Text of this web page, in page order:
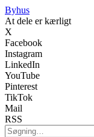
Byhus
At dele er kærligt
X
Facebook
Instagram
LinkedIn
YouTube
Pinterest
TikTok
Mail
RSS